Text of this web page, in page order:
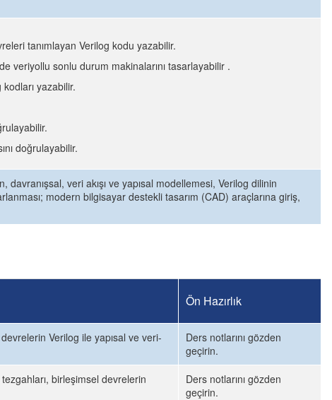
tanımlayan Verilog kodu yazabilir.
veriyollu sonlu durum makinalarını tasarlayabilir .
yazabilir.
doğrulayabilir.
veri akışı ve yapısal modellemesi, Verilog dilinin
modern bilgisayar destekli tasarım (CAD) araçlarına giriş,
Ön Hazırlık
Verilog ile yapısal ve veri-
Ders notlarını gözden
geçirin.
birleşimsel devrelerin
Ders notlarını gözden
geçirin.